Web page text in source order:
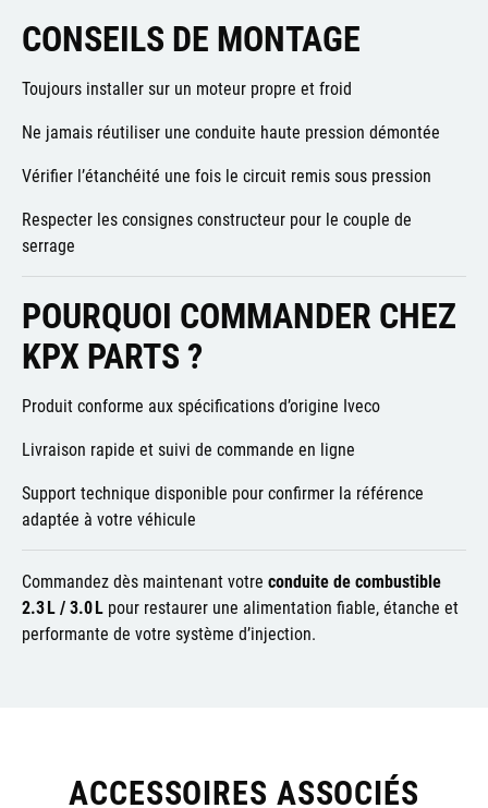
CONSEILS DE MONTAGE
Toujours installer sur un moteur propre et froid
Ne jamais réutiliser une conduite haute pression démontée
Vérifier l’étanchéité une fois le circuit remis sous pression
Respecter les consignes constructeur pour le couple de
serrage
POURQUOI COMMANDER CHEZ
KPX PARTS ?
Produit conforme aux spécifications d’origine Iveco
Livraison rapide et suivi de commande en ligne
Support technique disponible pour confirmer la référence
adaptée à votre véhicule
Commandez dès maintenant votre conduite de combustible
2.3 L / 3.0 L pour restaurer une alimentation fiable, étanche et
performante de votre système d’injection.
ACCESSOIRES ASSOCIÉS